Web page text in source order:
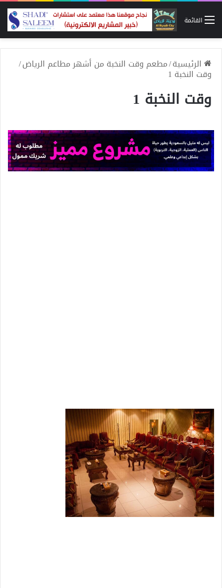
القائمة
الرئيسية/مطعم وقت النخبة من أشهر مطاعم الرياض/
وقت النخبة 1
وقت النخبة 1